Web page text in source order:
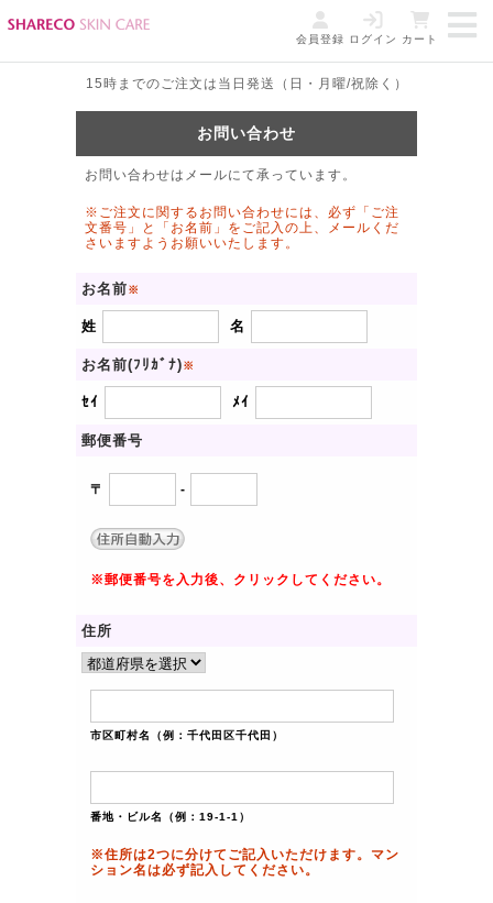
会員登録 ログイン カート
15時までのご注文は当日発送（日・月曜/祝除く）
お問い合わせ
お問い合わせはメールにて承っています。
※ご注文に関するお問い合わせには、必ず「ご注
文番号」と「お名前」をご記入の上、メールくだ
さいますようお願いいたします。
お名前※
姓 名
お名前(ﾌﾘｶﾞﾅ)※
ｾｲ ﾒｲ
郵便番号
〒 -
※郵便番号を入力後、クリックしてください。
住所
市区町村名（例：千代田区千代田）
番地・ビル名（例：19-1-1）
※住所は2つに分けてご記入いただけます。マン
ション名は必ず記入してください。